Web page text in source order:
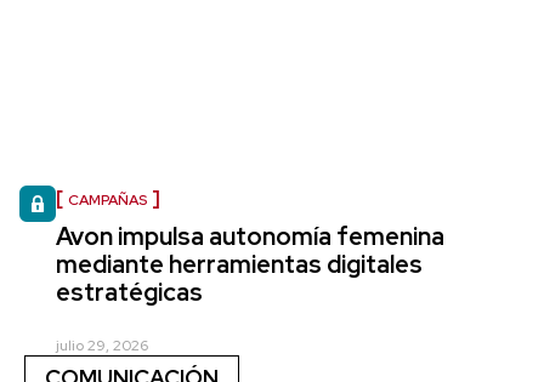
CAMPAÑAS
Avon impulsa autonomía femenina
mediante herramientas digitales
estratégicas
julio 29, 2026